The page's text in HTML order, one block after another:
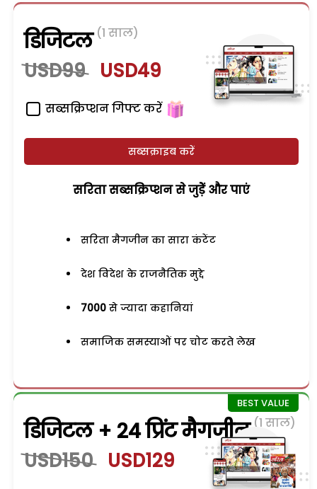
डिजिटल (1 साल)
USD99 USD49
सब्सक्रिप्शन गिफ्ट करें
सब्सक्राइब करें
सरिता सब्सक्रिप्शन से जुड़ेें और पाएं
सरिता मैगजीन का सारा कंटेंट
देश विदेश के राजनैतिक मुद्दे
7000 से ज्यादा कहानियां
समाजिक समस्याओं पर चोट करते लेख
डिजिटल + 24 प्रिंट मैगजीन (1 साल)
USD150 USD129